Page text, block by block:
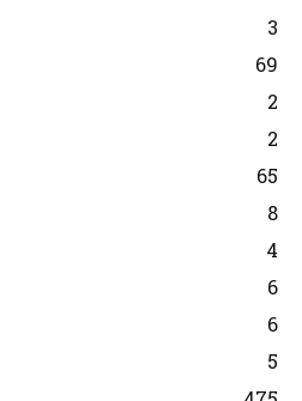
3
69
2
2
65
8
4
6
6
5